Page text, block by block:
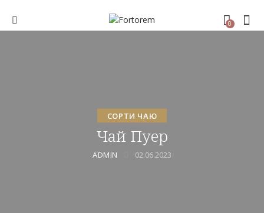
0
СОРТИ ЧАЮ
Чай Пуер
ADMIN 02.06.2023